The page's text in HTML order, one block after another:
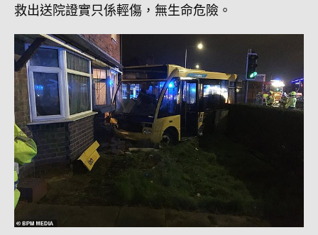
救出送院證實只係輕傷，無生命危險。